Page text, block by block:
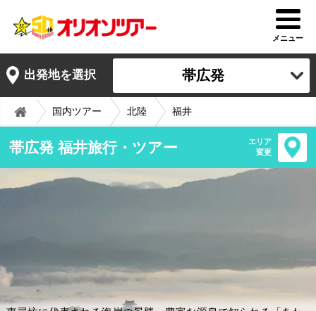
メニュー
出発地を選択 帯広発
国内ツアー 北陸 福井
帯広発 福井旅行・ツアー
エリア
変更